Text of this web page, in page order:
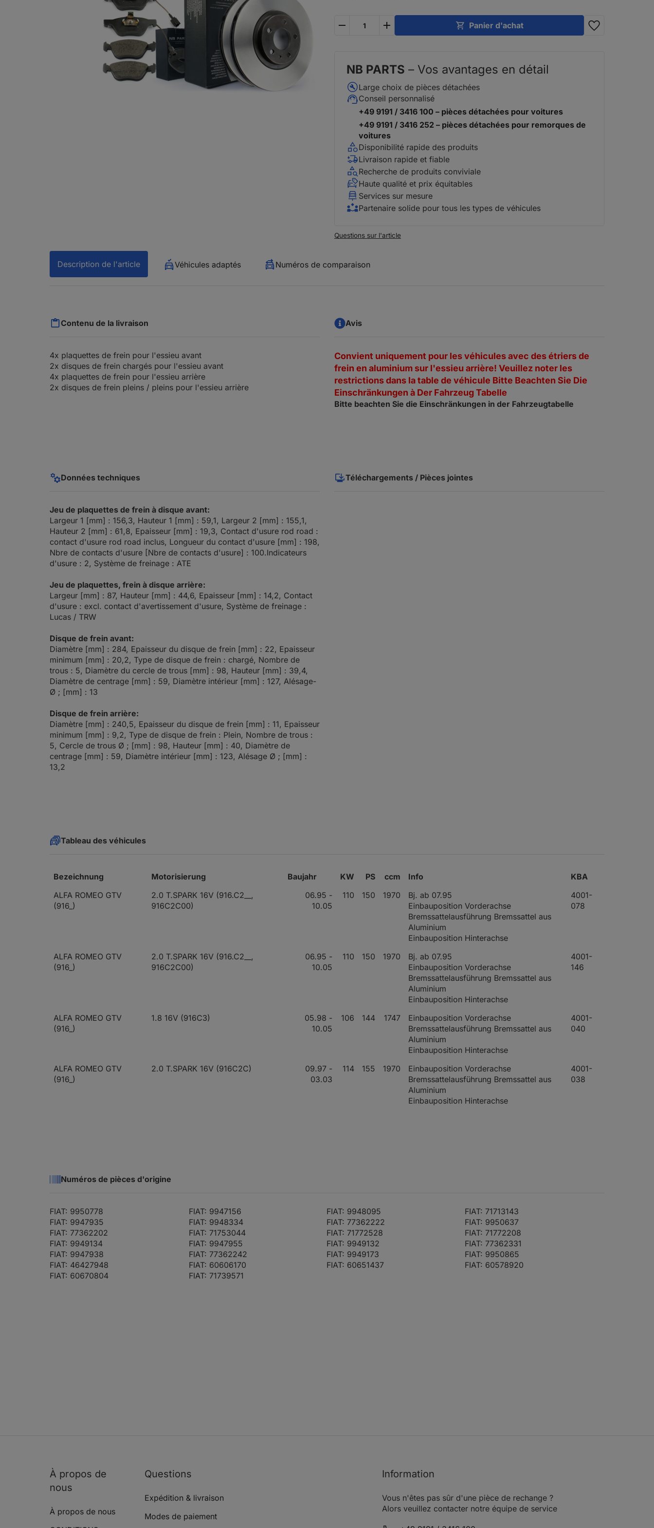
Panier d'achat
NB PARTS – Vos avantages en détail
Large choix de pièces détachées
Conseil personnalisé
+49 9191 / 3416 100 – pièces détachées pour voitures
+49 9191 / 3416 252 – pièces détachées pour remorques de
voitures
Disponibilité rapide des produits
Livraison rapide et fiable
Recherche de produits conviviale
Haute qualité et prix équitables
Services sur mesure
Partenaire solide pour tous les types de véhicules
Questions sur l'article
Description de l'article Véhicules adaptés Numéros de comparaison
Contenu de la livraison
4x plaquettes de frein pour l'essieu avant
2x disques de frein chargés pour l'essieu avant
4x plaquettes de frein pour l'essieu arrière
2x disques de frein pleins / pleins pour l'essieu arrière
Avis
Convient uniquement pour les véhicules avec des étriers de
frein en aluminium sur l'essieu arrière! Veuillez noter les
restrictions dans la table de véhicule Bitte Beachten Sie Die
Einschränkungen à Der Fahrzeug Tabelle
Bitte beachten Sie die Einschränkungen in der Fahrzeugtabelle
Données techniques
Jeu de plaquettes de frein à disque avant:
Largeur 1 [mm] : 156,3, Hauteur 1 [mm] : 59,1, Largeur 2 [mm] : 155,1,
Hauteur 2 [mm] : 61,8, Epaisseur [mm] : 19,3, Contact d'usure rod road :
contact d'usure rod road inclus, Longueur du contact d'usure [mm] : 198,
Nbre de contacts d'usure [Nbre de contacts d'usure] : 100.Indicateurs
d'usure : 2, Système de freinage : ATE
Jeu de plaquettes, frein à disque arrière:
Largeur [mm] : 87, Hauteur [mm] : 44,6, Epaisseur [mm] : 14,2, Contact
d'usure : excl. contact d'avertissement d'usure, Système de freinage :
Lucas / TRW
Disque de frein avant:
Diamètre [mm] : 284, Epaisseur du disque de frein [mm] : 22, Epaisseur
minimum [mm] : 20,2, Type de disque de frein : chargé, Nombre de
trous : 5, Diamètre du cercle de trous [mm] : 98, Hauteur [mm] : 39,4,
Diamètre de centrage [mm] : 59, Diamètre intérieur [mm] : 127, Alésage-
Ø ; [mm] : 13
Disque de frein arrière:
Diamètre [mm] : 240,5, Epaisseur du disque de frein [mm] : 11, Epaisseur
minimum [mm] : 9,2, Type de disque de frein : Plein, Nombre de trous :
5, Cercle de trous Ø ; [mm] : 98, Hauteur [mm] : 40, Diamètre de
centrage [mm] : 59, Diamètre intérieur [mm] : 123, Alésage Ø ; [mm] :
13,2
Téléchargements / Pièces jointes
Tableau des véhicules
Bezeichnung Motorisierung Baujahr KW PS ccm Info
KBA
ALFA ROMEO GTV
(916_)
2.0 T.SPARK 16V (916.C2__,
916C2C00)
06.95 -
10.05
110 150 1970
Bj. ab 07.95
Einbauposition Vorderachse
Bremssattelausführung Bremssattel aus
Aluminium
Einbauposition Hinterachse
4001-
078
ALFA ROMEO GTV
(916_)
2.0 T.SPARK 16V (916.C2__,
916C2C00)
06.95 -
10.05
110 150 1970
Bj. ab 07.95
Einbauposition Vorderachse
Bremssattelausführung Bremssattel aus
Aluminium
Einbauposition Hinterachse
4001-
146
ALFA ROMEO GTV
(916_)
1.8 16V (916C3)
05.98 -
10.05
106 144 1747
Einbauposition Vorderachse
Bremssattelausführung Bremssattel aus
Aluminium
Einbauposition Hinterachse
4001-
040
ALFA ROMEO GTV
(916_)
2.0 T.SPARK 16V (916C2C)
09.97 -
03.03
114 155 1970
Einbauposition Vorderachse
Bremssattelausführung Bremssattel aus
Aluminium
Einbauposition Hinterachse
4001-
038
(916_)
Einbauposition Hinterachse
ALFA ROMEO SPIDER
(916_)
2.0 T.SPARK 16V (916S2C00)
06.95 -
04.05
110 150
Einbauposition Vorderachse
Bremssattelausführung Bremssattel aus
Numéros de pièces d'origine
FIAT: 9950778 FIAT: 9947156 FIAT: 9948095
FIAT: 71713143
FIAT: 9947935
FIAT: 9948334 FIAT: 77362222
FIAT: 9950637
FIAT: 77362202
FIAT: 71753044 FIAT: 71772528
FIAT: 71772208
FIAT: 9949134
FIAT: 9947955 FIAT: 9949132
FIAT: 77362331
FIAT: 9947938
FIAT: 77362242 FIAT: 9949173
FIAT: 9950865
FIAT: 46427948
FIAT: 60606170 FIAT: 60651437
FIAT: 60578920
FIAT: 60670804
FIAT: 71739571
À propos de
nous
À propos de nous
Questions
Expédition & livraison
Modes de paiement
Information
Vous n'êtes pas sûr d'une pièce de rechange ?
Alors veuillez contacter notre équipe de service